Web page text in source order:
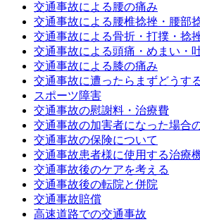
交通事故による腰の痛み
交通事故による腰椎捻挫・腰部
交通事故による骨折・打撲・捻
交通事故による頭痛・めまい・
交通事故による膝の痛み
交通事故に遭ったらまずどうす
スポーツ障害
交通事故の慰謝料・治療費
交通事故の加害者になった場合
交通事故の保険について
交通事故患者様に使用する治療
交通事故後のケアを考える
交通事故後の転院と併院
交通事故賠償
高速道路での交通事故